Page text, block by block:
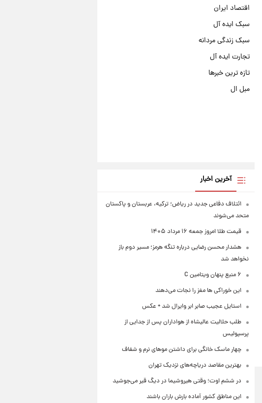
اقتصاد ایران
سبک ایده آل
سبک زندگی مردانه
تجارت ایده آل
تازه ترین خبرها
مبل ال
آخرین اخبار
ائتلاف دفاعی جدید در ریاض؛ ترکیه، عربستان و پاکستان
متحد می‌شوند
قیمت طلا امروز جمعه ۱۶ مرداد ۱۴۰۵
هشدار محسن رضایی درباره تنگه هرمز؛ مسیر دوم باز
نخواهد شد
۶ منبع پنهان ویتامین C
این خوراکی ها مغز را نجات می‌دهند
استایل عجیب صابر ابر وایرال شد + عکس
طلب حلالیت عالیشاه از هواداران پس از جدایی از
پرسپولیس
چهار ماسک خانگی برای داشتن موهای نرم و شفاف
بهترین مقاصد دریاچه‌های نزدیک تهران
در ششم اوت؛ وقتی هیروشیما در دیگ قیر می‌جوشید
این مناطق کشور آماده بارش باران باشند